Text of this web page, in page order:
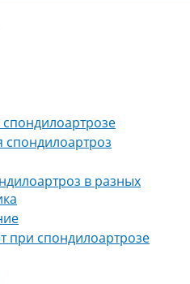
спондилоартроз
в разных
при спондилоартрозе